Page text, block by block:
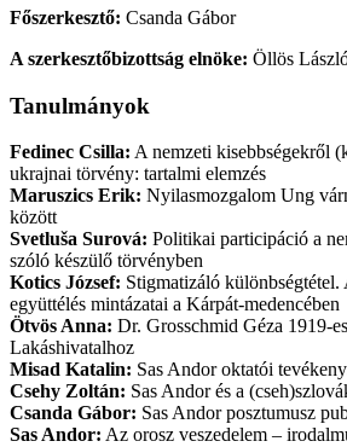
Főszerkesztő: Csanda Gábor
A szerkesztőbizottság elnöke: Öllös
Tanulmányok
Fedinec Csilla: A nemzeti kisebbségekről
ukrajnai törvény: tartalmi elemzés
Maruszics Erik: Nyilasmozgalom Ung
között
Svetluša Surová: Politikai participáció a
szóló készülő törvényben
Kotics József: Stigmatizáló
együttélés mintázatai a Kárpát-medencében
Ötvös Anna: Dr. Grosschmid Géza 1919-
Lakáshivatalhoz
Misad Katalin: Sas Andor oktatói
Csehy Zoltán: Sas Andor és a
Csanda Gábor: Sas Andor posztumusz
Sas Andor: Az orosz veszedelem –